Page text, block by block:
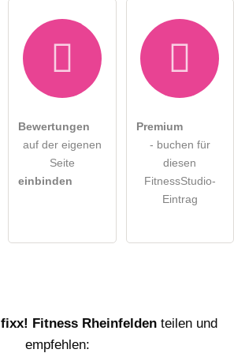
Bewertungen
auf der eigenen
Seite
einbinden
Premium
- buchen für
diesen
FitnessStudio-
Eintrag
fixx! Fitness Rheinfeldenteilen und
empfehlen: